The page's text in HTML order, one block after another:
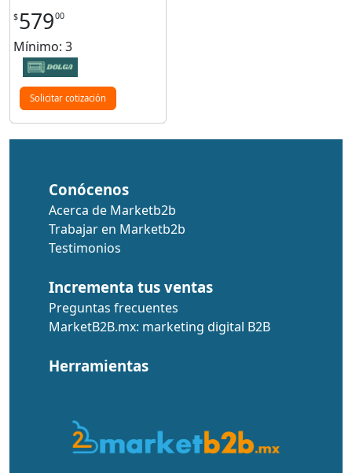
$57900
Mínimo: 3
Solicitar cotización
Conócenos
Acerca de Marketb2b
Trabajar en Marketb2b
Testimonios
Incrementa tus ventas
Preguntas frecuentes
MarketB2B.mx: marketing digital B2B
Herramientas